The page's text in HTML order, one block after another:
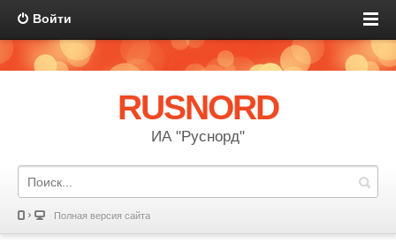
Войти
RUSNORD
ИА "Руснорд"
Полная версия сайта